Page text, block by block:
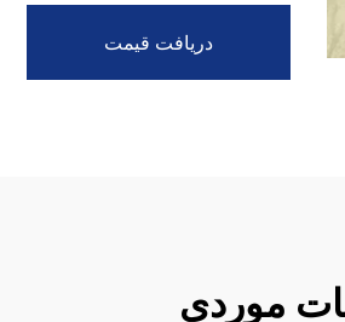
دریافت قیمت
موردی